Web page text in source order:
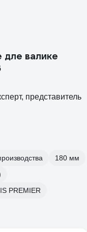
дле валике
представитель
180 мм
PREMIER